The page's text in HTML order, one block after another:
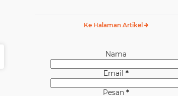
Ke Halaman Artikel
Nama
Email *
Pesan *